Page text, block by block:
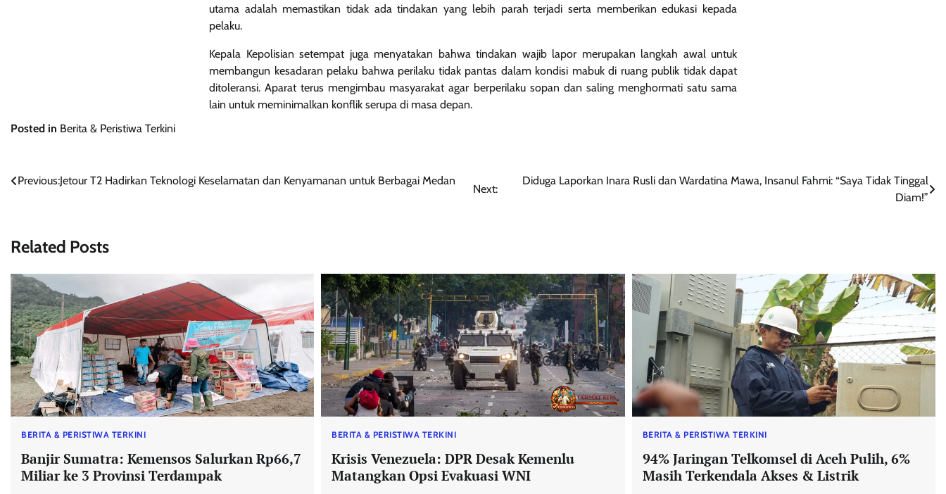
utama adalah memastikan tidak ada tindakan yang lebih parah terjadi serta memberikan edukasi kepada
pelaku.
Kepala Kepolisian setempat juga menyatakan bahwa tindakan wajib lapor merupakan langkah awal untuk
membangun kesadaran pelaku bahwa perilaku tidak pantas dalam kondisi mabuk di ruang publik tidak dapat
ditoleransi. Aparat terus mengimbau masyarakat agar berperilaku sopan dan saling menghormati satu sama
lain untuk meminimalkan konflik serupa di masa depan.
Posted in Berita & Peristiwa Terkini
Navigasi
Previous:Jetour T2 Hadirkan Teknologi Keselamatan dan Kenyamanan untuk Berbagai Medan
Next:
Diduga Laporkan Inara Rusli dan Wardatina Mawa, Insanul Fahmi: “Saya Tidak Tinggal
Diam!”
Related Posts
BERITA & PERISTIWA TERKINI
Banjir Sumatra: Kemensos Salurkan Rp66,7
Miliar ke 3 Provinsi Terdampak
BERITA & PERISTIWA TERKINI
Krisis Venezuela: DPR Desak Kemenlu
Matangkan Opsi Evakuasi WNI
BERITA & PERISTIWA TERKINI
94% Jaringan Telkomsel di Aceh Pulih, 6%
Masih Terkendala Akses & Listrik